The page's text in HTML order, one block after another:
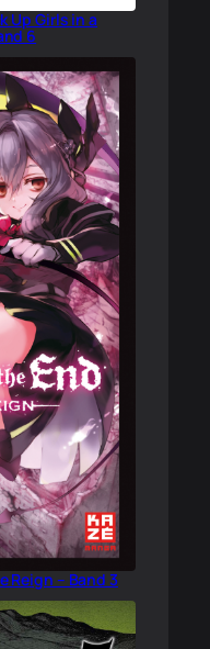
Up Girls in a
6
Reign – Band 3